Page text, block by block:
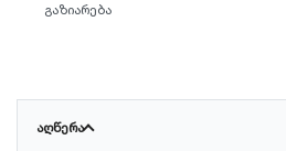
გაზიარება
ᲐᲦᲬᲔᲠᲐ